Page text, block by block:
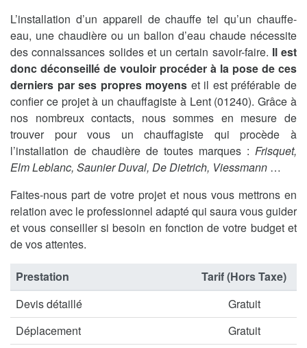
L’installation d’un appareil de chauffe tel qu’un chauffe-
eau, une chaudière ou un ballon d’eau chaude nécessite
des connaissances solides et un certain savoir-faire. Il est
donc déconseillé de vouloir procéder à la pose de ces
derniers par ses propres moyens et il est préférable de
confier ce projet à un chauffagiste à Lent (01240). Grâce à
nos nombreux contacts, nous sommes en mesure de
trouver pour vous un chauffagiste qui procède à
l’installation de chaudière de toutes marques : Frisquet,
Elm Leblanc, Saunier Duval, De Dietrich, Viessmann …
Faites-nous part de votre projet et nous vous mettrons en
relation avec le professionnel adapté qui saura vous guider
et vous conseiller si besoin en fonction de votre budget et
de vos attentes.
Prestation
Tarif (Hors Taxe)
Devis détaillé
Gratuit
Déplacement
Gratuit